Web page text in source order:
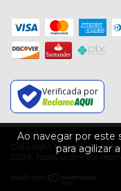
Ao navegar por este
para agilizar
Verificada por
Copyright Menegazzi
2026. Todos os direitos